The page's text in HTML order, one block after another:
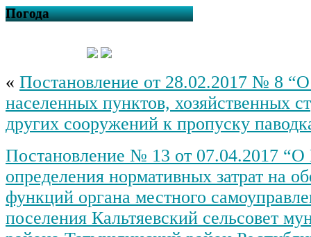
Погода
« Постановление от 28.02.2017 № 8 “О
населенных пунктов, хозяйственных
других сооружений к пропуску
Постановление № 13 от 07.04.2017 “О
определения нормативных затрат на
функций органа местного
поселения Кальтяевский сельсовет